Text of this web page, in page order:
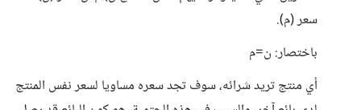
سعر (م).
باختصار: ن=م
أي منتج تريد شرائه، سوف تجد سعره مساويا لسعر نفس المنتج